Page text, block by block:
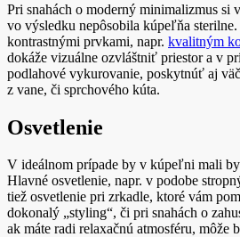
Pri snahách o moderný minimalizmus si
vo výsledku nepôsobila kúpeľňa
kontrastnými prvkami, napr. kvalitným
dokáže vizuálne ozvláštniť priestor a v
podlahové vykurovanie, poskytnúť aj
z vane, či sprchového kúta.
Osvetlenie
V ideálnom prípade by v kúpeľni mali
Hlavné osvetlenie, napr. v podobe
tiež osvetlenie pri zrkadle, ktoré vám
dokonalý „styling“, či pri snahách o
ak máte radi relaxačnú atmosféru, môže